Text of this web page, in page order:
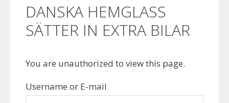
DANSKA HEMGLASS
SÄTTER IN EXTRA BILAR
You are unauthorized to view this page.
Username or E-mail